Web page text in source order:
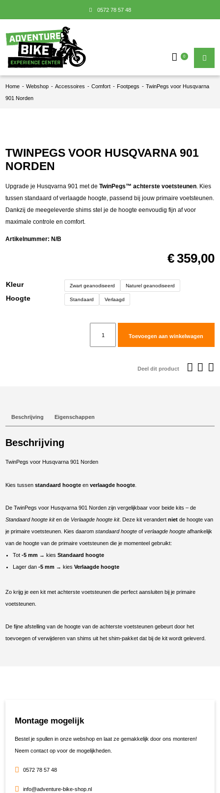
0572 78 57 48
0
Home - Webshop - Accessoires - Comfort - Footpegs - TwinPegs voor Husqvarna
901 Norden
TWINPEGS VOOR HUSQVARNA 901
NORDEN
Artikelnummer: N/B
Upgrade je Husqvarna 901 met deTwinPegs™ achterste voetsteunen . Kies
tussen standaard of verlaagde hoogte, passend bij jouw primaire voetsteunen.
Dankzij de meegeleverde shims stel je de hoogte eenvoudig fijn af voor
maximale controle en comfort.
€359,00
Kleur Zwart geanodiseerd Naturel geanodiseerd
Hoogte Standaard Verlaagd
Toevoegen aan winkelwagen
Deel dit product
Beschrijving Eigenschappen
Beschrijving
TwinPegs voor Husqvarna 901 Norden
Kies tussenstandaard hoogte enverlaagde hoogte
De TwinPegs voor Husqvarna 901 Norden zijn vergelijkbaar voor beide kits – de
Standaard hoogte kiten de Verlaagde hoogte kit. Deze kit verandertniet de hoogte van
je primaire voetsteunen. Kies daaromstandaard hoogte ofverlaagde hoogte afhankelijk
van de hoogte van de primaire voetsteunen die je momenteel gebruikt:
Tot-5 mm → kiesStandaard hoogte
Lager dan-5 mm → kiesVerlaagde hoogte
Zo krijg je een kit met achterste voetsteunen die perfect aansluiten bij je primaire
voetsteunen.
De fijne afstelling van de hoogte van de achterste voetsteunen gebeurt door het
toevoegen of verwijderen van shims uit het shim-pakket dat bij de kit wordt geleverd.
Montage mogelijk
Bestel je spullen in onze webshop en laat ze gemakkelijk door ons monteren!
Neem contact op voor de mogelijkheden.
0572 78 57 48
info@adventure-bike-shop.nl